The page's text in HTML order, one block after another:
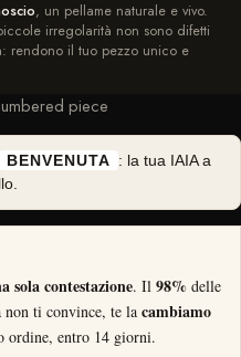
, un pellame naturale e vivo.
irregolarità non sono difetti
rendono il tuo pezzo unico e
piece
BENVENUTA : la tua IAIA a
sola contestazione. Il 98% delle
ti convince, te la cambiamo
ordine, entro 14 giorni.